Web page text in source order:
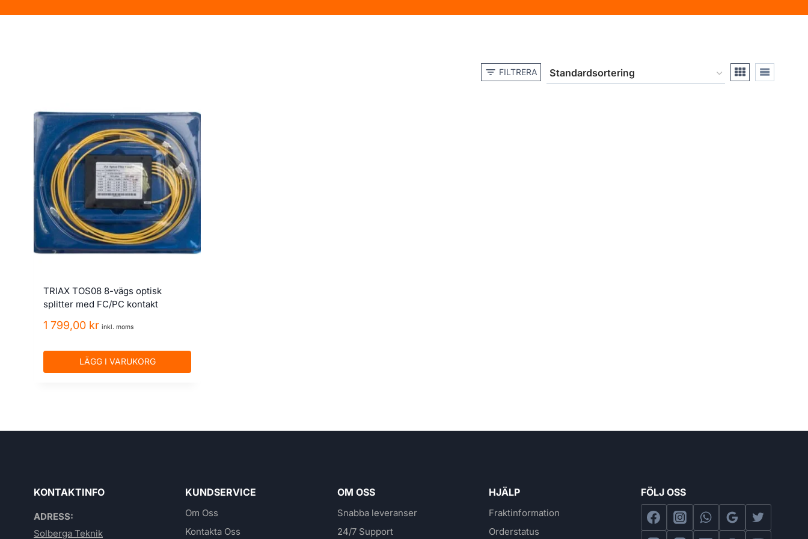
FILTRERA
TRIAX TOS08 8-vägs optisk
splitter med FC/PC kontakt
1 799,00 kr inkl. moms
LÄGG I VARUKORG
KONTAKTINFO
ADRESS:
Solberga Teknik
KUNDSERVICE
Om Oss
Kontakta Oss
OM OSS
Snabba leveranser
24/7 Support
HJÄLP
Fraktinformation
Orderstatus
FÖLJ OSS